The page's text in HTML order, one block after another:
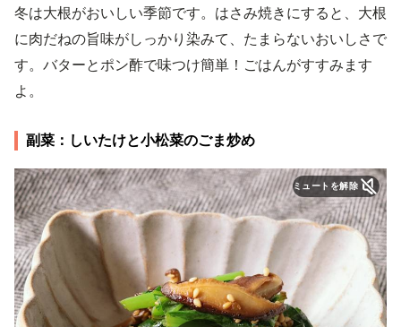
冬は大根がおいしい季節です。はさみ焼きにすると、大根
に肉だねの旨味がしっかり染みて、たまらないおいしさで
す。バターとポン酢で味つけ簡単！ごはんがすすみます
よ。
副菜：しいたけと小松菜のごま炒め
ミュートを解除